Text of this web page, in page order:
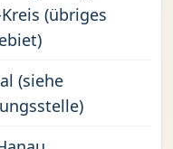
(übriges
(siehe